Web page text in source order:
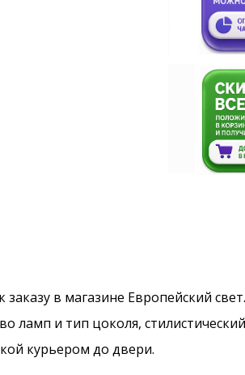
в магазине Европейский свет.
ламп и тип цоколя,
курьером до двери.